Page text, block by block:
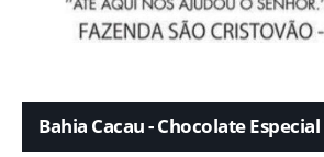
Bahia Cacau - Chocolate Especial